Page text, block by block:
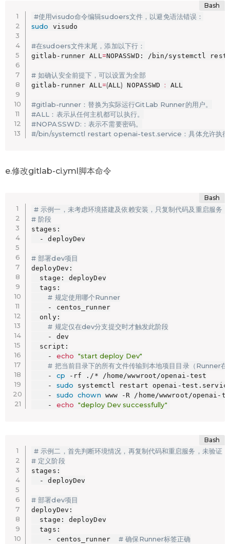
#使用visudo命令编辑sudoers文件，以避免语法错误：
sudo visudo
#在sudoers文件末尾，添加以下行：
gitlab-runner ALL=NOPASSWD: /bin/systemctl
# 如确认安全前提下，可以设置为全部
gitlab-runner ALL=(ALL) NOPASSWD : ALL
#gitlab-runner：替换为实际运行GitLab Runner的用户。
#ALL：表示从任何主机都可以执行。
#NOPASSWD:：表示不需要密码。
#/bin/systemctl restart openai-test.service：具体允许执行
e.修改gitlab-ci.yml脚本命令
# 示例一，未考虑环境搭建及依赖安装，只复制代码及重启服务
# 阶段
stages:
  - deployDev
# 部署dev项目
deployDev:
  stage: deployDev
  tags:
# 规定使用哪个Runner
    - centos_runner
  only:
# 规定仅在dev分支提交时才触发此阶段
    - dev
  script:
    -
echo "start deploy Dev"
# 把当前目录下的所有文件传输到本地项目目录（Runner在
    -
cp -rf ./* /home/wwwroot/openai-test
    -
sudo systemctl restart openai-
    -
sudo chown www -R /home/wwwroot/openai-
    -
echo "deploy Dev successfully"
# 示例二，首先判断环境情况，再复制代码和重启服务，未验证
# 定义阶段
stages:
  - deployDev
# 部署dev项目
deployDev:
  stage: deployDev
  tags:
    - centos_runner
# 确保Runner标签正确